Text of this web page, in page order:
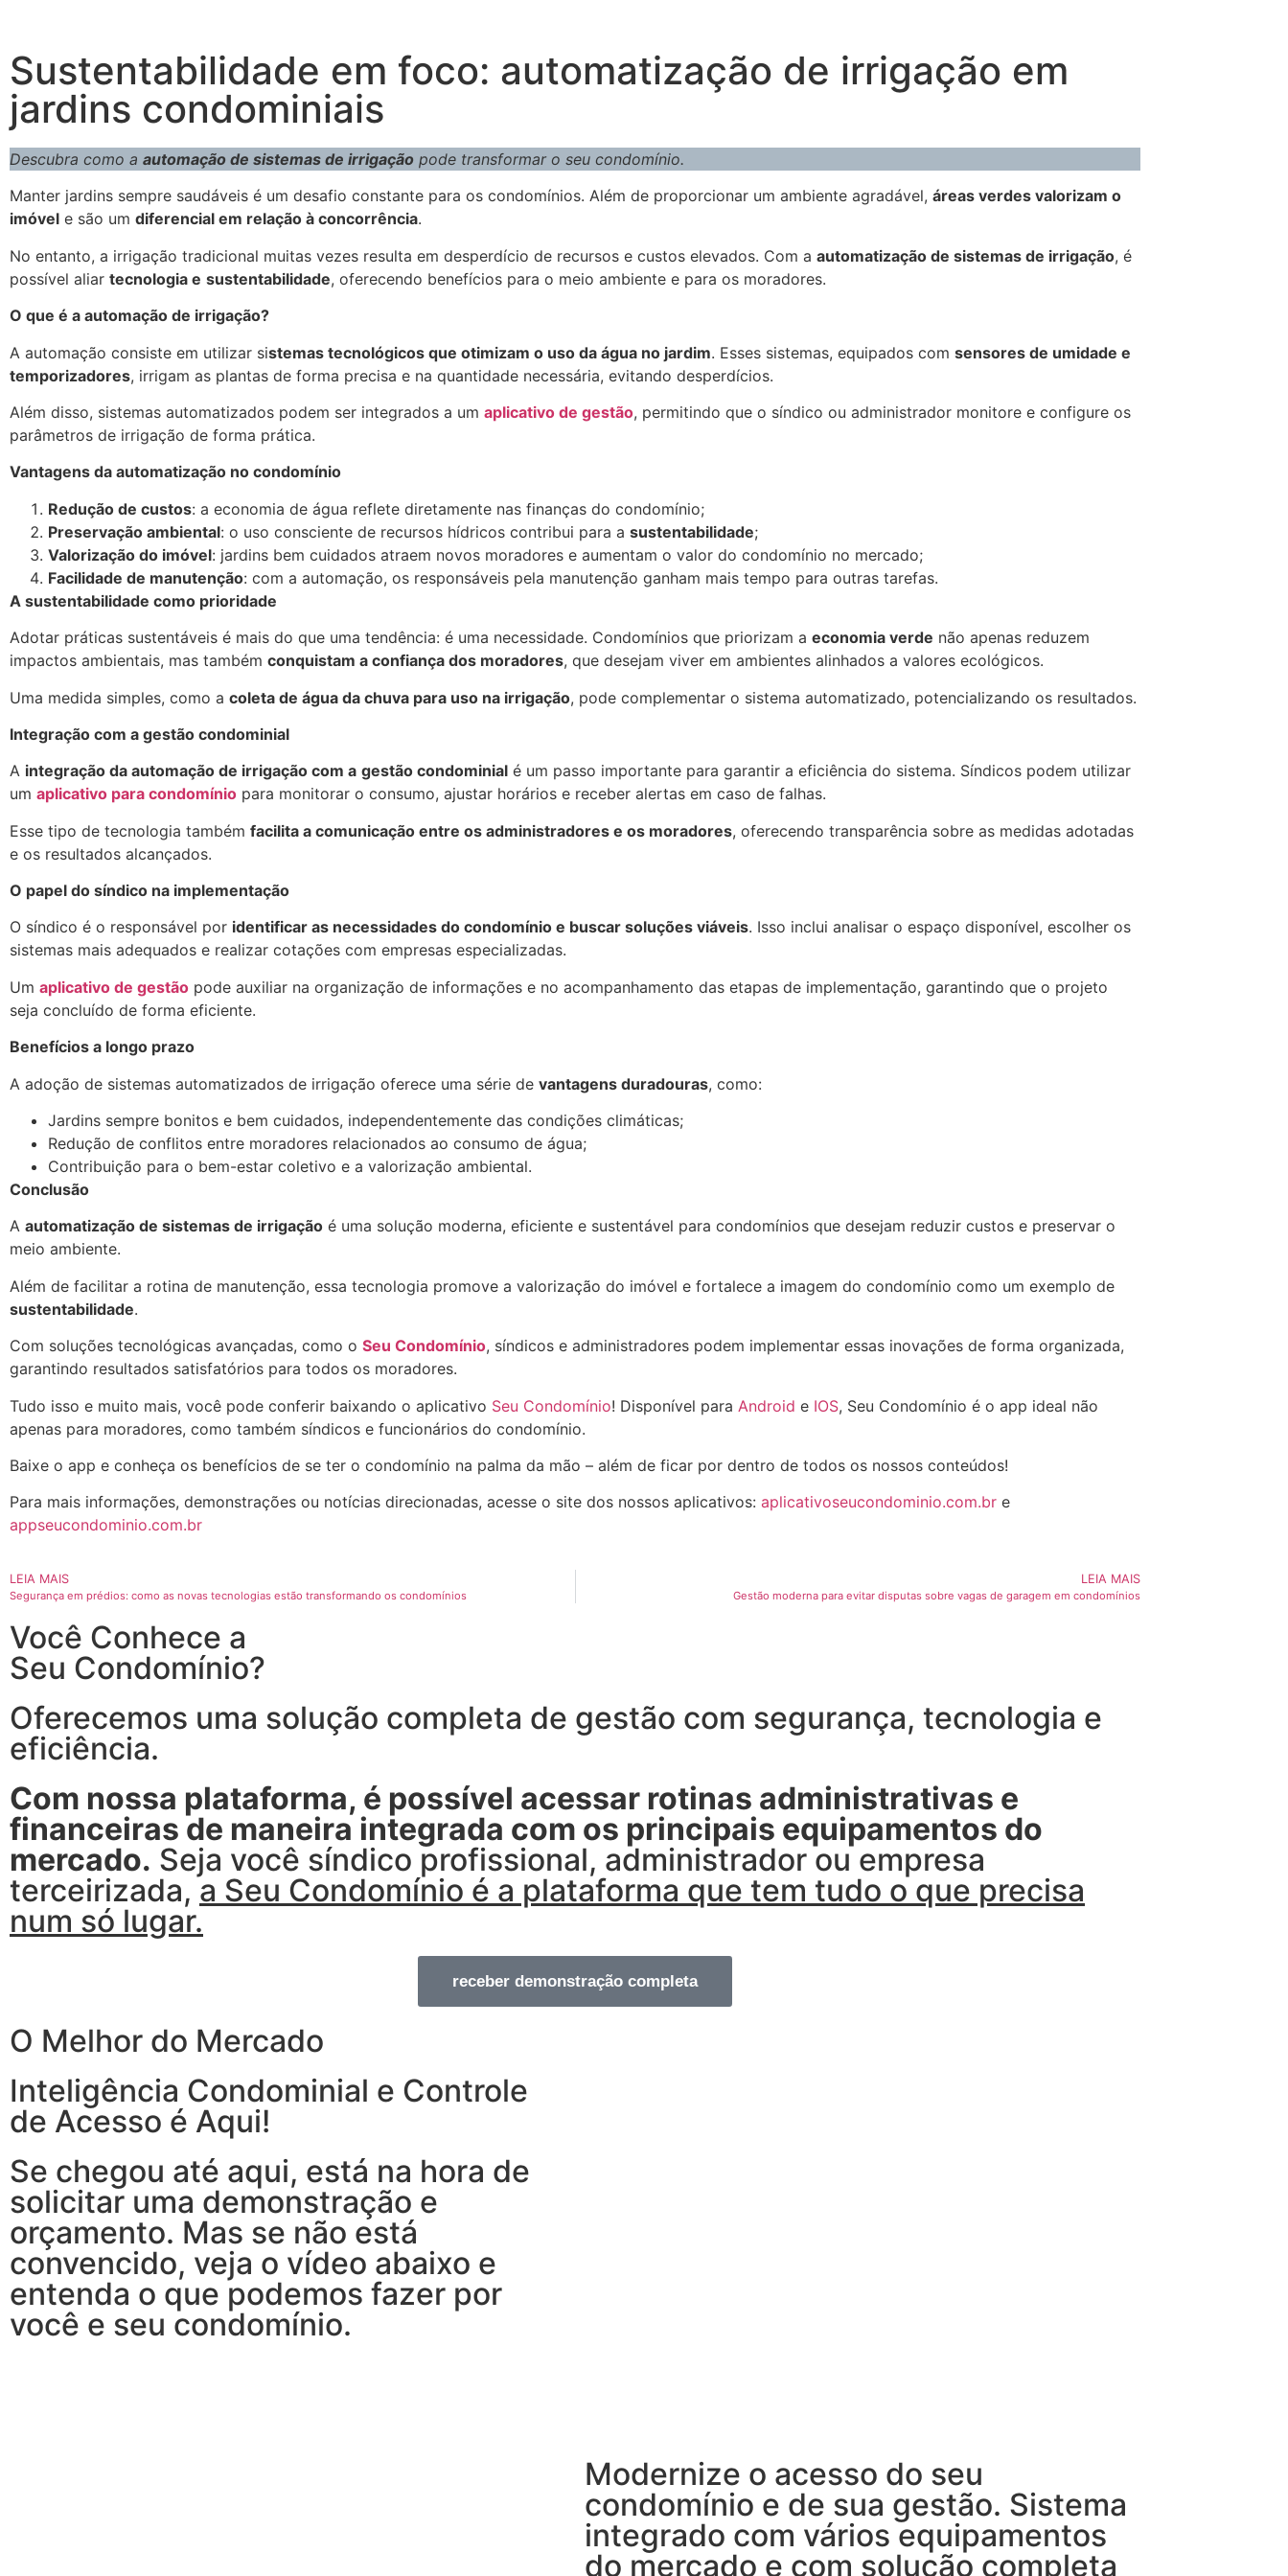
Sustentabilidade em foco: automatização de irrigação em
jardins condominiais
Descubra como a automação de sistemas de irrigação pode transformar o seu condomínio.
Manter jardins sempre saudáveis é um desafio constante para os condomínios. Além de proporcionar um ambiente agradável, áreas verdes valorizam o
imóvel e são um diferencial em relação à concorrência.
No entanto, a irrigação tradicional muitas vezes resulta em desperdício de recursos e custos elevados. Com a automatização de sistemas de irrigação, é
possível aliar tecnologia e sustentabilidade, oferecendo benefícios para o meio ambiente e para os moradores.
O que é a automação de irrigação?
A automação consiste em utilizar sistemas tecnológicos que otimizam o uso da água no jardim. Esses sistemas, equipados com sensores de umidade e
temporizadores, irrigam as plantas de forma precisa e na quantidade necessária, evitando desperdícios.
Além disso, sistemas automatizados podem ser integrados a um aplicativo de gestão, permitindo que o síndico ou administrador monitore e configure os
parâmetros de irrigação de forma prática.
Vantagens da automatização no condomínio
Redução de custos: a economia de água reflete diretamente nas finanças do condomínio;
Preservação ambiental: o uso consciente de recursos hídricos contribui para a sustentabilidade;
Valorização do imóvel: jardins bem cuidados atraem novos moradores e aumentam o valor do condomínio no mercado;
Facilidade de manutenção: com a automação, os responsáveis pela manutenção ganham mais tempo para outras tarefas.
A sustentabilidade como prioridade
Adotar práticas sustentáveis é mais do que uma tendência: é uma necessidade. Condomínios que priorizam a economia verde não apenas reduzem
impactos ambientais, mas também conquistam a confiança dos moradores, que desejam viver em ambientes alinhados a valores ecológicos.
Uma medida simples, como a coleta de água da chuva para uso na irrigação, pode complementar o sistema automatizado, potencializando os resultados.
Integração com a gestão condominial
A integração da automação de irrigação com a gestão condominial é um passo importante para garantir a eficiência do sistema. Síndicos podem utilizar
um aplicativo para condomínio para monitorar o consumo, ajustar horários e receber alertas em caso de falhas.
Esse tipo de tecnologia também facilita a comunicação entre os administradores e os moradores, oferecendo transparência sobre as medidas adotadas
e os resultados alcançados.
O papel do síndico na implementação
O síndico é o responsável por identificar as necessidades do condomínio e buscar soluções viáveis. Isso inclui analisar o espaço disponível, escolher os
sistemas mais adequados e realizar cotações com empresas especializadas.
Um aplicativo de gestão pode auxiliar na organização de informações e no acompanhamento das etapas de implementação, garantindo que o projeto
seja concluído de forma eficiente.
Benefícios a longo prazo
A adoção de sistemas automatizados de irrigação oferece uma série de vantagens duradouras, como:
Jardins sempre bonitos e bem cuidados, independentemente das condições climáticas;
Redução de conflitos entre moradores relacionados ao consumo de água;
Contribuição para o bem-estar coletivo e a valorização ambiental.
Conclusão
A automatização de sistemas de irrigação é uma solução moderna, eficiente e sustentável para condomínios que desejam reduzir custos e preservar o
meio ambiente.
Além de facilitar a rotina de manutenção, essa tecnologia promove a valorização do imóvel e fortalece a imagem do condomínio como um exemplo de
sustentabilidade.
Com soluções tecnológicas avançadas, como o Seu Condomínio, síndicos e administradores podem implementar essas inovações de forma organizada,
garantindo resultados satisfatórios para todos os moradores.
Tudo isso e muito mais, você pode conferir baixando o aplicativo Seu Condomínio! Disponível para Android e IOS, Seu Condomínio é o app ideal não
apenas para moradores, como também síndicos e funcionários do condomínio.
Baixe o app e conheça os benefícios de se ter o condomínio na palma da mão – além de ficar por dentro de todos os nossos conteúdos!
Para mais informações, demonstrações ou notícias direcionadas, acesse o site dos nossos aplicativos: aplicativoseucondominio.com.br e
appseucondominio.com.br
LEIA MAIS
Segurança em prédios: como as novas tecnologias estão transformando os condomínios
LEIA MAIS
Gestão moderna para evitar disputas sobre vagas de garagem em condomínios
Você Conhece a
Seu Condomínio?
Oferecemos uma solução completa de gestão com segurança, tecnologia e
eficiência.
Com nossa plataforma, é possível acessar rotinas administrativas e
financeiras de maneira integrada com os principais equipamentos do
mercado. Seja você síndico profissional, administrador ou empresa
terceirizada,a Seu Condomínio é a plataforma que tem tudo o que precisa
num só lugar.
receber demonstração completa
O Melhor do Mercado
Inteligência Condominial e Controle
de Acesso é Aqui!
Se chegou até aqui, está na hora de
solicitar uma demonstração e
orçamento. Mas se não está
convencido, veja o vídeo abaixo e
entenda o que podemos fazer por
você e seu condomínio.
Modernize o acesso do seu
condomínio e de sua gestão. Sistema
integrado com vários equipamentos
do mercado e com solução completa